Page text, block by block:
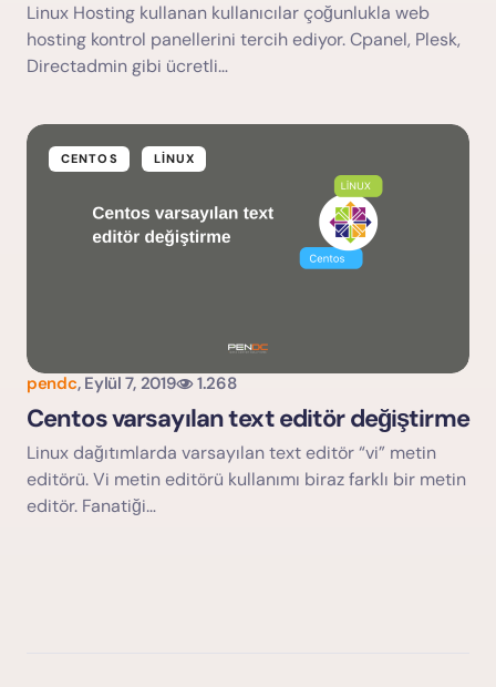
Linux Hosting kullanan kullanıcılar çoğunlukla web
hosting kontrol panellerini tercih ediyor. Cpanel, Plesk,
Directadmin gibi ücretli…
CENTOS LINUX
pendc, Eylül 7, 2019 1.268
Centos varsayılan text editör değiştirme
Linux dağıtımlarda varsayılan text editör “vi” metin
editörü. Vi metin editörü kullanımı biraz farklı bir metin
editör. Fanatiği…